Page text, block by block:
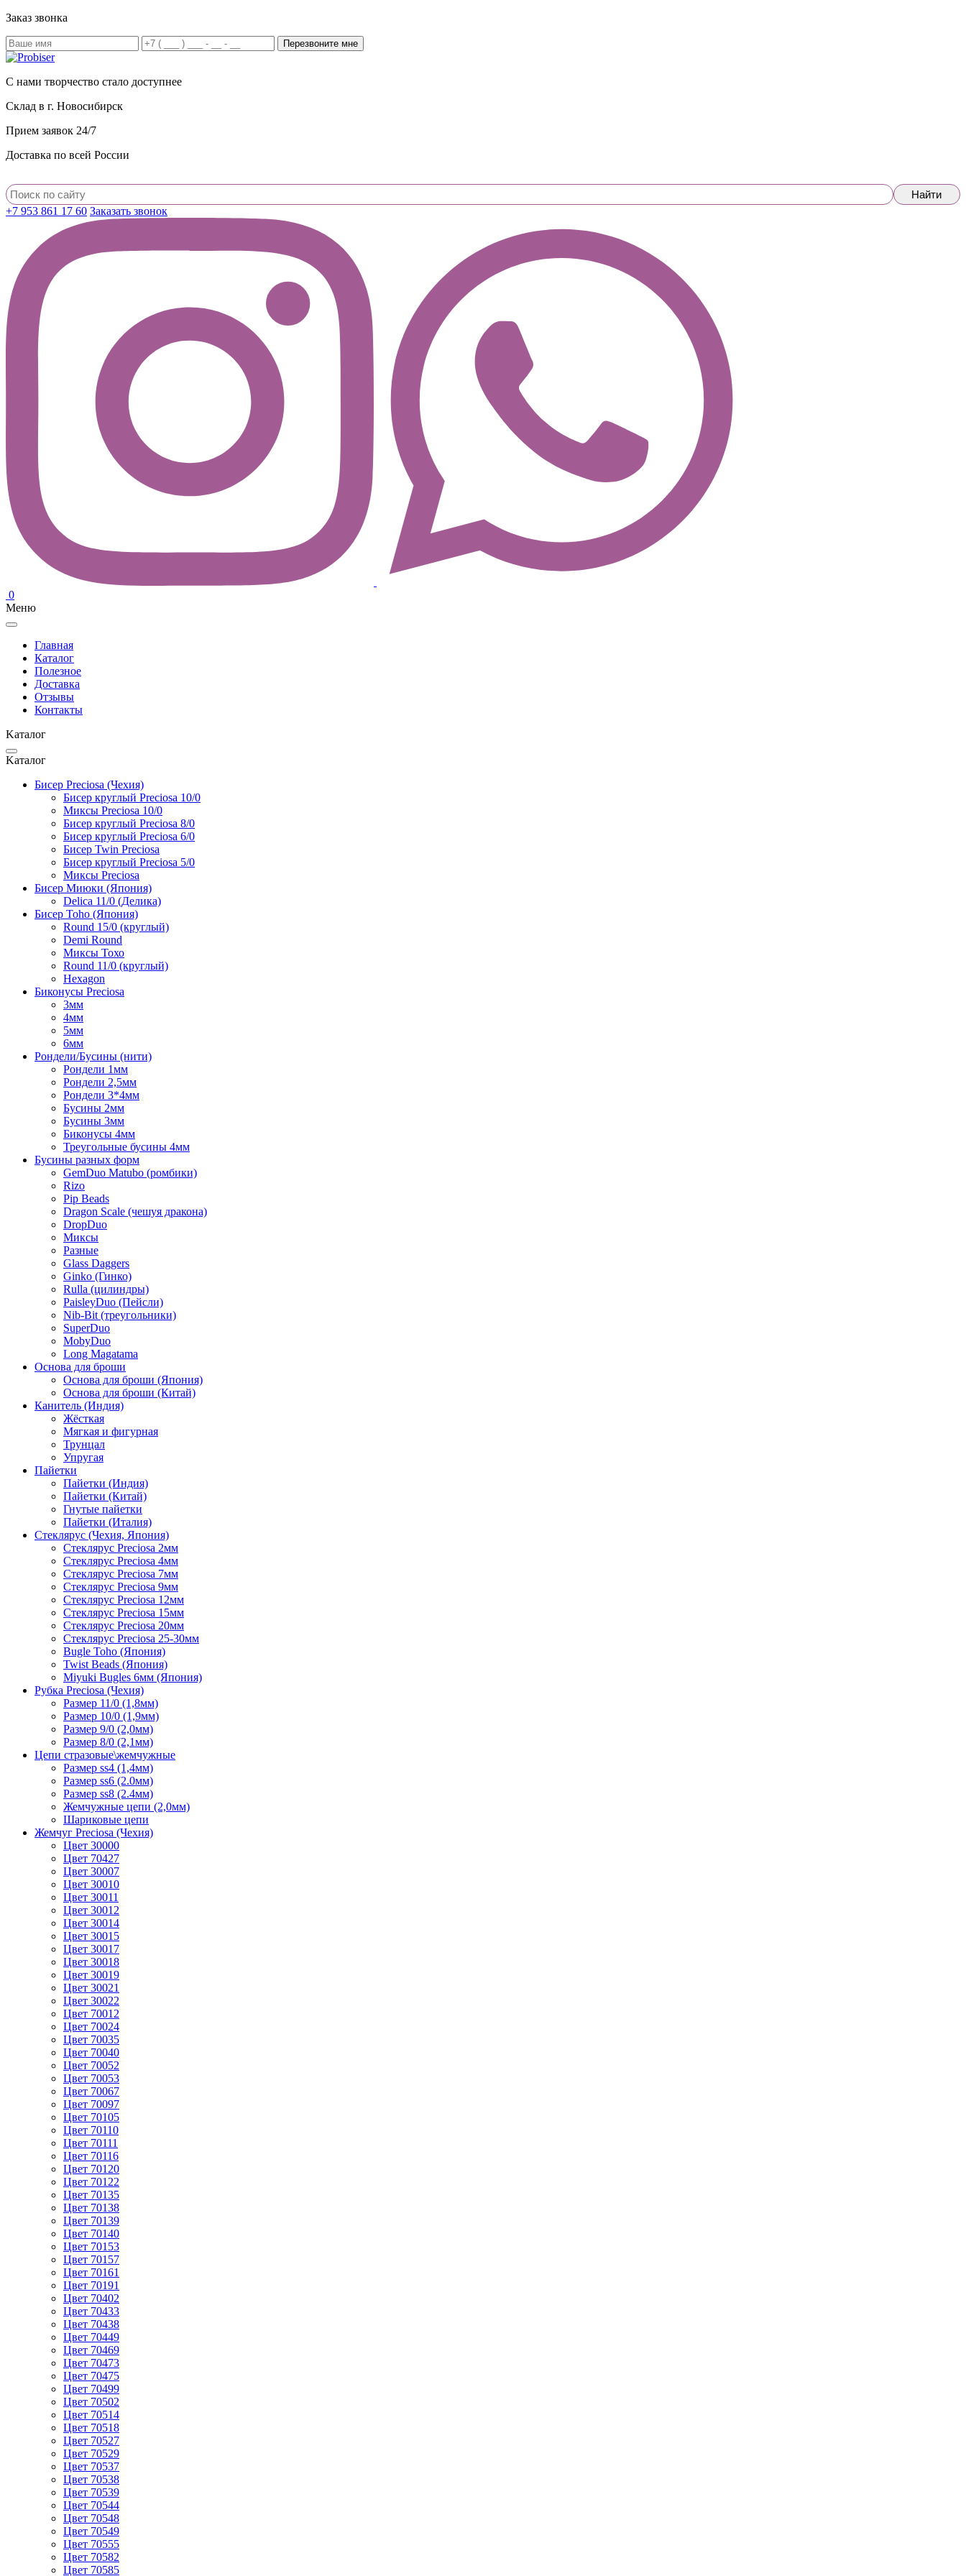
Заказ звонка
С нами творчество стало доступнее
Склад в г. Новосибирск
Прием заявок 24/7
Доставка по всей России
+7 953 861 17 60 Заказать звонок
0
Меню
Главная
Каталог
Полезное
Доставка
Отзывы
Контакты
Kаталог
Kаталог
Бисер Preciosa (Чехия)
Бисер круглый Preciosa 10/0
Миксы Preciosa 10/0
Бисер круглый Preciosa 8/0
Бисер круглый Preciosa 6/0
Бисер Twin Preciosa
Бисер круглый Preciosa 5/0
Миксы Preciosa
Бисер Миюки (Япония)
Delica 11/0 (Делика)
Бисер Toho (Япония)
Round 15/0 (круглый)
Demi Round
Миксы Тохо
Round 11/0 (круглый)
Hexagon
Биконусы Preciosa
3мм
4мм
5мм
6мм
Рондели/Бусины (нити)
Рондели 1мм
Рондели 2,5мм
Рондели 3*4мм
Бусины 2мм
Бусины 3мм
Биконусы 4мм
Треугольные бусины 4мм
Бусины разных форм
GemDuo Matubo (ромбики)
Rizo
Pip Beads
Dragon Scale (чешуя дракона)
DropDuo
Миксы
Разные
Glass Daggers
Ginko (Гинко)
Rulla (цилиндры)
PaisleyDuo (Пейсли)
Nib-Bit (треугольники)
SuperDuo
MobyDuo
Long Magatama
Основа для броши
Основа для броши (Япония)
Основа для броши (Китай)
Канитель (Индия)
Жёсткая
Мягкая и фигурная
Трунцал
Упругая
Пайетки
Пайетки (Индия)
Пайетки (Китай)
Гнутые пайетки
Пайетки (Италия)
Стеклярус (Чехия, Япония)
Стеклярус Preciosa 2мм
Стеклярус Preciosa 4мм
Стеклярус Preciosa 7мм
Стеклярус Preciosa 9мм
Стеклярус Preciosa 12мм
Стеклярус Preciosa 15мм
Стеклярус Preciosa 20мм
Стеклярус Preciosa 25-30мм
Bugle Toho (Япония)
Twist Beads (Япония)
Miyuki Bugles 6мм (Япония)
Рубка Preciosa (Чехия)
Размер 11/0 (1,8мм)
Размер 10/0 (1,9мм)
Размер 9/0 (2,0мм)
Размер 8/0 (2,1мм)
Цепи стразовые\жемчужные
Размер ss4 (1,4мм)
Размер ss6 (2.0мм)
Размер ss8 (2.4мм)
Жемчужные цепи (2,0мм)
Шариковые цепи
Жемчуг Preciosa (Чехия)
Цвет 30000
Цвет 70427
Цвет 30007
Цвет 30010
Цвет 30011
Цвет 30012
Цвет 30014
Цвет 30015
Цвет 30017
Цвет 30018
Цвет 30019
Цвет 30021
Цвет 30022
Цвет 70012
Цвет 70024
Цвет 70035
Цвет 70040
Цвет 70052
Цвет 70053
Цвет 70067
Цвет 70097
Цвет 70105
Цвет 70110
Цвет 70111
Цвет 70116
Цвет 70120
Цвет 70122
Цвет 70135
Цвет 70138
Цвет 70139
Цвет 70140
Цвет 70153
Цвет 70157
Цвет 70161
Цвет 70191
Цвет 70402
Цвет 70433
Цвет 70438
Цвет 70449
Цвет 70469
Цвет 70473
Цвет 70475
Цвет 70499
Цвет 70502
Цвет 70514
Цвет 70518
Цвет 70527
Цвет 70529
Цвет 70537
Цвет 70538
Цвет 70539
Цвет 70544
Цвет 70548
Цвет 70549
Цвет 70555
Цвет 70582
Цвет 70585